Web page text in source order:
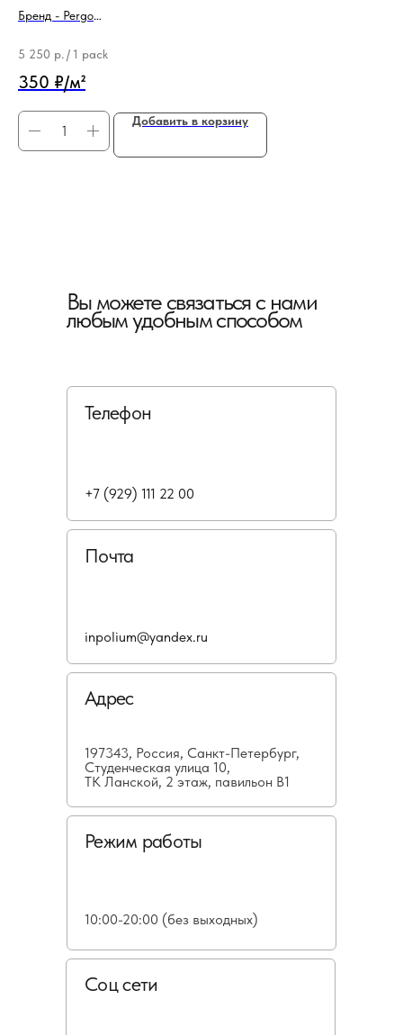
Бренд - Pergo
5 250 р. / 1 pack
350 ₽/м²
Добавить в корзину
Вы можете связаться с нами
любым удобным способом
Телефон
Почта
Адрес
197343, Россия, Санкт-Петербург,
Студенческая улица 10,
ТК Ланской, 2 этаж, павильон В1
Режим работы
10:00-20:00 (без выходных)
Соц сети
+7 (929) 111 22 00
inpolium@yandex.ru